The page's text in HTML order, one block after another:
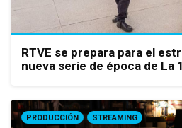
RTVE se prepara para el
nueva serie de época de La 1
PRODUCCIÓN STREAMING